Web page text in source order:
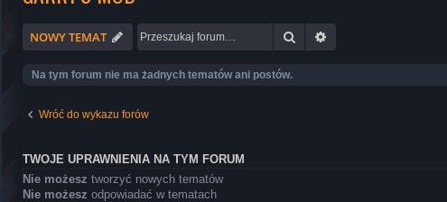
NOWY TEMAT Szukaj
Na tym forum nie ma żadnych tematów ani postów.
Wróć do wykazu forów
TWOJE UPRAWNIENIA NA TYM FORUM
Nie możesz tworzyć nowych tematów
Nie możesz odpowiadać w tematach